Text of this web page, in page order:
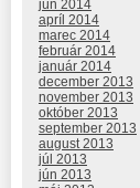
jún 2014
apríl 2014
marec 2014
február 2014
január 2014
december 2013
november 2013
október 2013
september 2013
august 2013
júl 2013
jún 2013